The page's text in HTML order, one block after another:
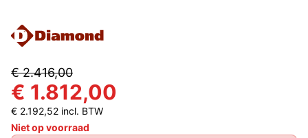
€ 2.416,00
€ 1.812,00
€ 2.192,52 incl. BTW
Niet op voorraad